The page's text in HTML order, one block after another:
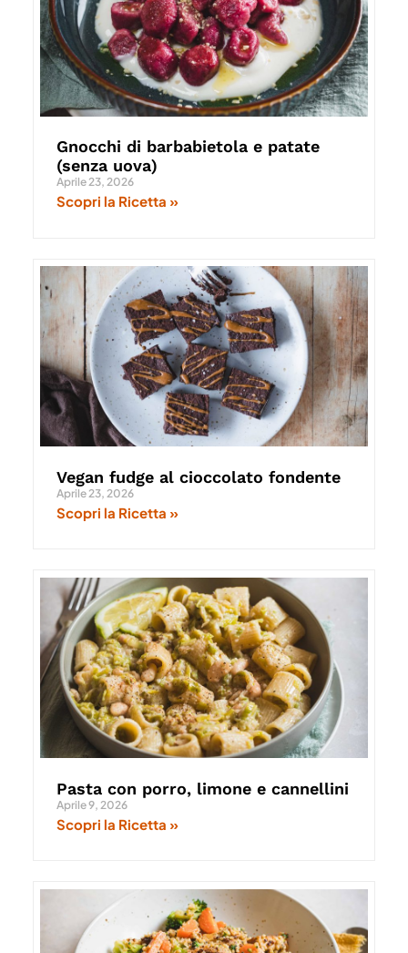
Gnocchi di barbabietola e patate
(senza uova)
Aprile 23, 2026
Scopri la Ricetta »
Vegan fudge al cioccolato fondente
Aprile 23, 2026
Scopri la Ricetta »
Pasta con porro, limone e cannellini
Aprile 9, 2026
Scopri la Ricetta »